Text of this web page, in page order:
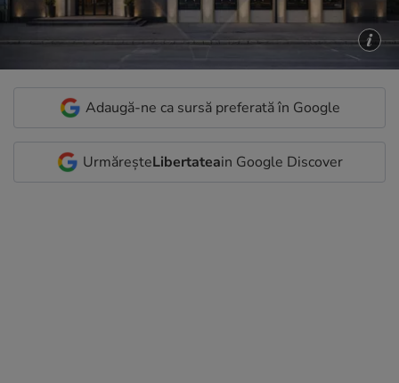
Adaugă-ne ca sursă preferată în Google
UrmăreșteLibertateain Google Discover